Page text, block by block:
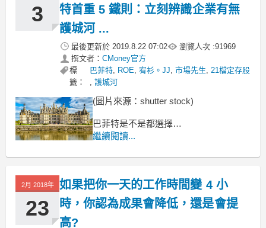
3
特首重 5 鐵則：立刻辨識企業有無
護城河 ...
最後更新於 2019.8.22 07:02 瀏覽人次 :91969
撰文者： CMoney官方
標
籤：
巴菲特, ROE, 宥衫。JJ, 市場先生, 21檔定存股
, 護城河
(圖片來源：shutter stock)
巴菲特是不是都選擇
ROE 大於 15% 的股票呢？
向市場先生問到這問題，他的意思是：
繼續閱讀...
2月 2018年
23
如果把你一天的工作時間變 4 小
時，你認為成果會降低，還是會提
高?